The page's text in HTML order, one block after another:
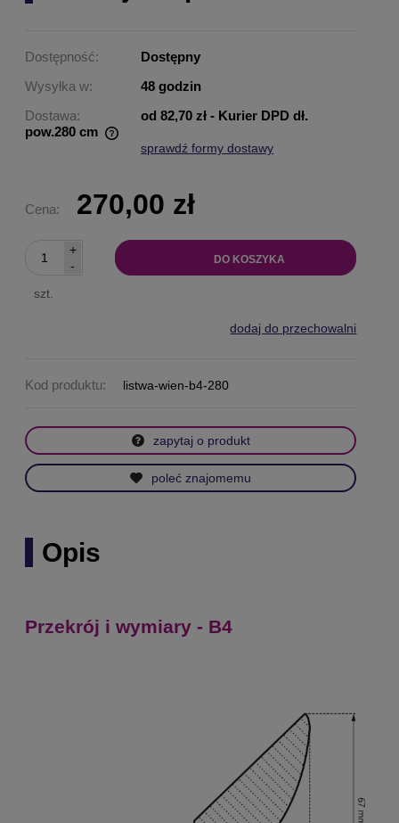
Dostępność:
Dostępny
Wysyłka w:
48 godzin
Dostawa:
od 82,70 zł - Kurier DPD dł.
pow.280 cm
Cena nie zawiera ewentualnych kosztów płatności
sprawdź formy dostawy
Cena: 270,00 zł
-
+
szt.
DO KOSZYKA
dodaj do przechowalni
Kod produktu: listwa-wien-b4-280
zapytaj o produkt
poleć znajomemu
Opis
Przekrój i wymiary - B4